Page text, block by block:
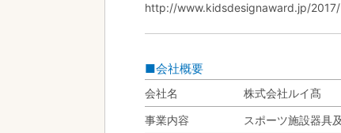
http://www.kidsdesignaward.jp/2017/
■会社概要
会社名
株式会社ルイ髙
事業内容
スポーツ施設器具